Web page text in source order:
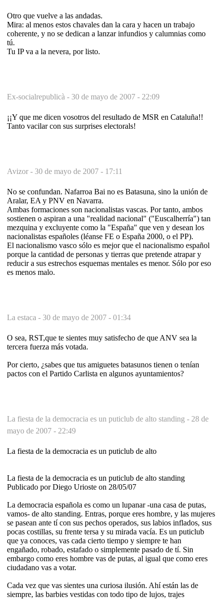
Otro que vuelve a las andadas.
Mira: al menos estos chavales dan la cara y hacen un trabajo
coherente, y no se dedican a lanzar infundios y calumnias como
tú.
Tu IP va a la nevera, por listo.
Ex-socialrepublicà - 30 de mayo de 2007 - 22:09
¡¡Y que me dicen vosotros del resultado de MSR en Cataluña!!
Tanto vacilar con sus surprises electorals!
Avizor - 30 de mayo de 2007 - 17:11
No se confundan. Nafarroa Bai no es Batasuna, sino la unión de
Aralar, EA y PNV en Navarra.
Ambas formaciones son nacionalistas vascas. Por tanto, ambos
sostienen o aspiran a una "realidad nacional" ("Euscalherría") tan
mezquina y excluyente como la "España" que ven y desean los
nacionalistas españoles (léanse FE o España 2000, o el PP).
El nacionalismo vasco sólo es mejor que el nacionalismo español
porque la cantidad de personas y tierras que pretende atrapar y
reducir a sus estrechos esquemas mentales es menor. Sólo por eso
es menos malo.
La estaca - 30 de mayo de 2007 - 01:34
O sea, RST,que te sientes muy satisfecho de que ANV sea la
tercera fuerza más votada.
Por cierto, ¿sabes que tus amiguetes batasunos tienen o tenían
pactos con el Partido Carlista en algunos ayuntamientos?
La fiesta de la democracia es un puticlub de alto standing - 28 de
mayo de 2007 - 22:49
La fiesta de la democracia es un puticlub de alto
La fiesta de la democracia es un puticlub de alto standing
Publicado por Diego Urioste on 28/05/07
La democracia española es como un lupanar -una casa de putas,
vamos- de alto standing. Entras, porque eres hombre, y las mujeres
se pasean ante tí con sus pechos operados, sus labios inflados, sus
pocas costillas, su frente tersa y su mirada vacía. Es un puticlub
que ya conoces, vas cada cierto tiempo y siempre te han
engañado, robado, estafado o simplemente pasado de tí. Sin
embargo como eres hombre vas de putas, al igual que como eres
ciudadano vas a votar.
Cada vez que vas sientes una curiosa ilusión. Ahí están las de
siempre, las barbies vestidas con todo tipo de lujos, trajes